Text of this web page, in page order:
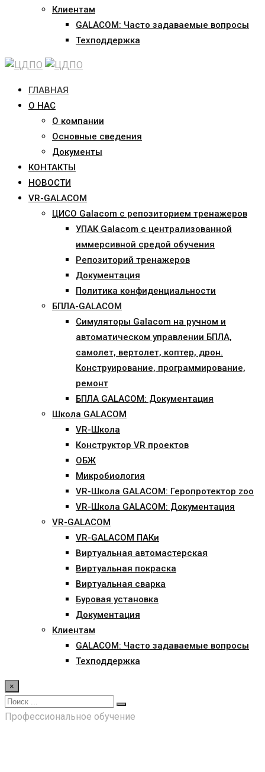
Клиентам
GALACOM: Часто задаваемые вопросы
Техподдержка
ГЛАВНАЯ
О НАС
О компании
Основные сведения
Документы
КОНТАКТЫ
НОВОСТИ
VR-GALACOM
ЦИСО Galacom с репозиторием тренажеров
УПАК Galacom с централизованной
иммерсивной средой обучения
Репозиторий тренажеров
Документация
Политика конфиденциальности
БПЛА-GALACOM
Симуляторы Galacom на ручном и
автоматическом управлении БПЛА,
самолет, вертолет, коптер, дрон.
Конструирование, программирование,
ремонт
БПЛА GALACOM: Документация
Школа GALACOM
VR-Школа
Конструктор VR проектов
ОБЖ
Микробиология
VR-Школа GALACOM: Геропротектор zoo
VR-Школа GALACOM: Документация
VR-GALACOM
VR-GALACOM ПАКи
Виртуальная автомастерская
Виртуальная покраска
Виртуальная сварка
Буровая установка
Документация
Клиентам
GALACOM: Часто задаваемые вопросы
Техподдержка
×
Профессиональное обучение